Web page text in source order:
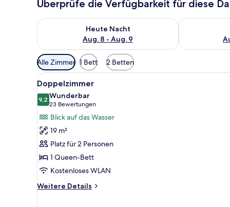
Überprüfe die Verfügbarkeit für diese
Heute Nacht
Aug. 8 - Aug. 9
Überprüfe die Verfügbarkeit für heute Nacht, Aug. 8
Überprüfe
Verfügbare
Filter
für
Zimmer
Alle Zimmer 1 Bett 2 Betten
Alle
Fotos
für
Doppelzimmer
anzeigen
Ein Hotelzimmer mit
4
Doppelzimmer
9,29,2 von 10
Wunderbar
23 Bewertungen
(23
Bewertungen)
Blick auf das Wasser
19 m²
Platz für 2 Personen
1 Queen-Bett
Kostenloses WLAN
Weitere Details
Weitere